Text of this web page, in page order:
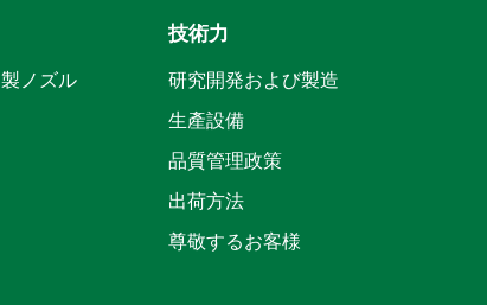
ノズル
技術力
研究開発および製造
生產設備
品質管理政策
出荷方法
尊敬するお客様